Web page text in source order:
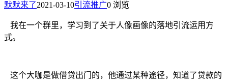
默默来了2021-03-10引流推广0 浏览
我在一个群里，学习到了关于人像画像的落地引流运用方
式。
这个大咖是做借贷出门的，他通过某种途径，知道了贷款的